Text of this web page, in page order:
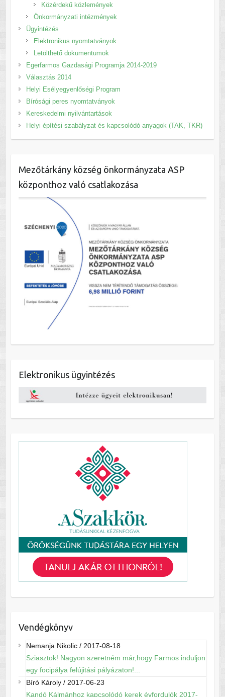
Közérdekű közlemények
Önkormányzati intézmények
Ügyintézés
Elektronikus nyomtatványok
Letölthető dokumentumok
Egerfarmos Gazdasági Programja 2014-2019
Választás 2014
Helyi Esélyegyenlőségi Program
Bírósági peres nyomtatványok
Kereskedelmi nyilvántartások
Helyi építési szabályzat és kapcsolódó anyagok (TAK, TKR)
Mezőtárkány község önkormányzata ASP
központhoz való csatlakozása
Elektronikus ügyintézés
Vendégkönyv
Nemanja Nikolic/ 2017-08-18
Sziasztok! Nagyon szeretném már,hogy Farmos induljon
egy focipálya felújitási pályázaton!...
Bíró Károly/ 2017-06-23
Kandó Kálmánhoz kapcsolódó kerek évfordulók 2017-